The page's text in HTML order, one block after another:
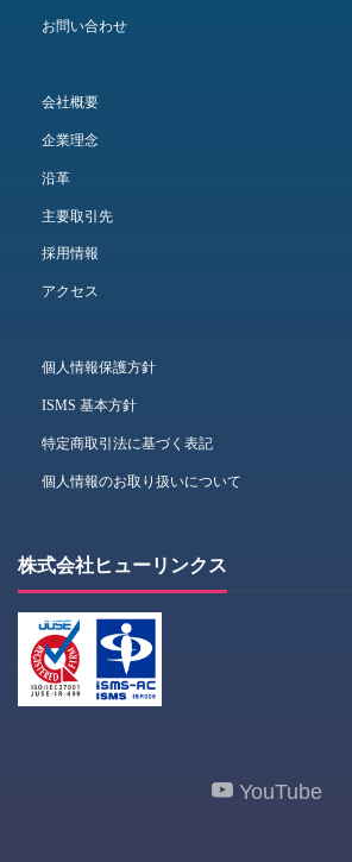
お問い合わせ
会社概要
企業理念
沿革
主要取引先
採用情報
アクセス
個人情報保護方針
ISMS 基本方針
特定商取引法に基づく表記
個人情報のお取り扱いについて
株式会社ヒューリンクス
YouTube